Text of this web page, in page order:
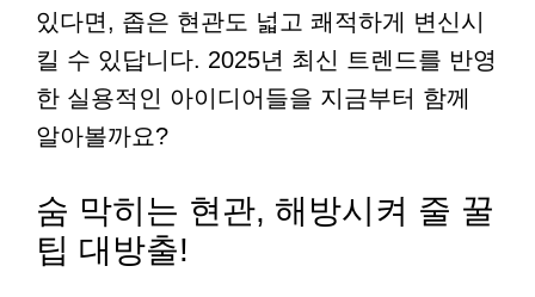
있다면, 좁은 현관도 넓고 쾌적하게 변신시
킬 수 있답니다. 2025년 최신 트렌드를 반영
한 실용적인 아이디어들을 지금부터 함께
알아볼까요?
숨 막히는 현관, 해방시켜 줄 꿀
팁 대방출!